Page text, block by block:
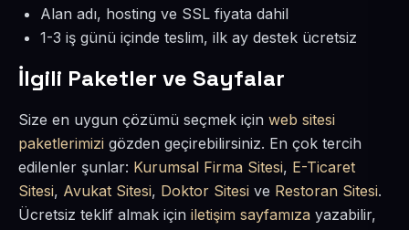
Alan adı, hosting ve SSL fiyata dahil
1-3 iş günü içinde teslim, ilk ay destek ücretsiz
İlgili Paketler ve Sayfalar
Size en uygun çözümü seçmek için web sitesi
paketlerimizi gözden geçirebilirsiniz. En çok tercih
edilenler şunlar: Kurumsal Firma Sitesi, E-Ticaret
Sitesi, Avukat Sitesi, Doktor Sitesi ve Restoran Sitesi.
Ücretsiz teklif almak için iletişim sayfamıza yazabilir,